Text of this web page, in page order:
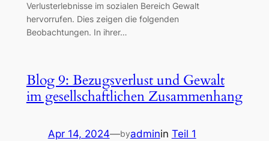
Verlusterlebnisse im sozialen Bereich Gewalt
hervorrufen. Dies zeigen die folgenden
Beobachtungen. In ihrer…
Blog 9: Bezugsverlust und Gewalt
im gesellschaftlichen Zusammenhang
Apr 14, 2024—byadminin Teil 1